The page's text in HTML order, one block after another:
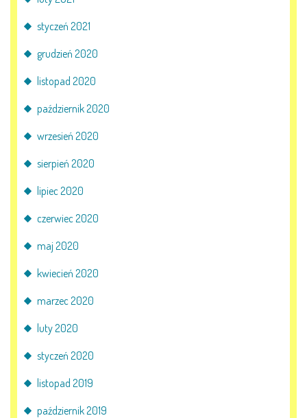
styczeń 2021
grudzień 2020
listopad 2020
październik 2020
wrzesień 2020
sierpień 2020
lipiec 2020
czerwiec 2020
maj 2020
kwiecień 2020
marzec 2020
luty 2020
styczeń 2020
listopad 2019
październik 2019